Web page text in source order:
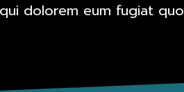
dolorem eum fugiat quo